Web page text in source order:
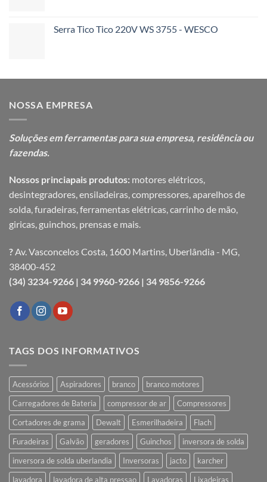
Serra Tico Tico 220V WS 3755 - WESCO
NOSSA EMPRESA
Soluções em ferramentas para suaempresa, residência ou
fazendas.
Nossos princiapais produtos: motores elétricos,
desintegradores, ensiladeiras, compressores, aparelhos de
solda, furadeiras, ferramentas elétricas, carrinho de mão,
giricas, guinchos, prensas e mais.
?Av. Vasconcelos Costa, 1600 Martins, Uberlândia - MG,
38400-452
(34) 3234-9266 | 34 9960-9266 | 34 9856-9266
TAGS DOS INFORMATIVOS
Acessórios Aspiradores branco
branco motores
Carregadores de Bateria
compressor de ar
Compressores
Cortadores de grama
Dewalt Esmerilhadeira
Flach
Furadeiras
Galvão geradores Guinchos
inversora de solda
inversora de solda uberlandia
Inversoras jacto
karcher
lavadora
lavadora de alta pressao Lavadoras Lixadeiras